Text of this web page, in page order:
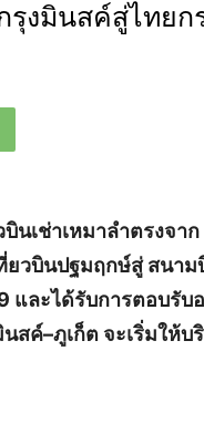
รุงมินสค์สู่ไทย
นเช่าเหมาลำตรงจาก
ที่ยวบินปฐมฤกษ์สู่ สนาม
และได้รับการตอบรับ
สค์–ภูเก็ต จะเริ่มให้บ